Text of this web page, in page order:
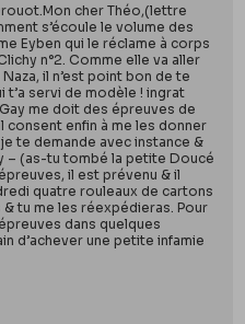
cher Théo,(lettre
s’écoule le volume des
Eyben qui le réclame à corps
n°2. Comme elle va aller
il n’est point bon de te
t’a servi de modèle ! ingrat
me doit des épreuves de
consent enfin à me les donner
te demande avec instance &
– (as-tu tombé la petite Doucé
il est prévenu & il
quatre rouleaux de cartons
tu me les réexpédieras. Pour
dans quelques
d’achever une petite infamie